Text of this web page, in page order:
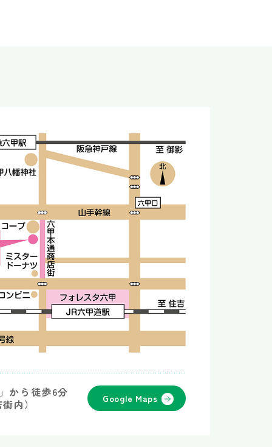
から徒歩6分
内）
Google Maps